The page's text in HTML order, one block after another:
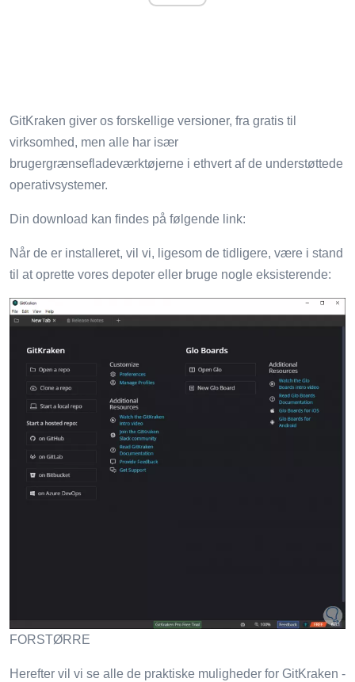
GitKraken giver os forskellige versioner, fra gratis til
virksomhed, men alle har især
brugergrænsefladeværktøjerne i ethvert af de understøttede
operativsystemer.
Din download kan findes på følgende link:
Når de er installeret, vil vi, ligesom de tidligere, være i stand
til at oprette vores depoter eller bruge nogle eksisterende:
FORSTØRRE
Herefter vil vi se alle de praktiske muligheder for GitKraken -